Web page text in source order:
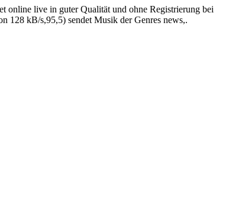
online live in guter Qualität und ohne Registrierung bei
128 kB/s,95,5) sendet Musik der Genres news,.